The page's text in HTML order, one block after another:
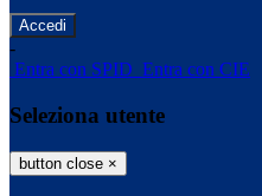
-
Entra con SPID Entra con CIE
Seleziona utente
button close ×